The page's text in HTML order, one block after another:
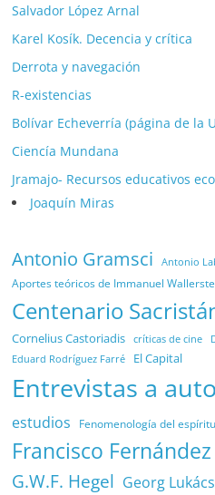
Salvador López Arnal
Karel Kosík. Decencia y crítica
Derrota y navegación
R-existencias
Bolívar Echeverría (página de la
Ciencía Mundana
Jramajo- Recursos educativos
Joaquín Miras
Antonio Gramsci Antonio
Aportes teóricos de Immanuel
Centenario
Cornelius Castoriadis críticas de cine
Eduard Rodríguez Farré El Capital
Entrevistas a
estudios Fenomenología del espíritu
Francisco
G.W.F. Hegel Georg Lukács